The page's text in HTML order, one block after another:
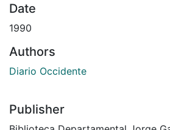
Date
1990
Authors
Diario Occidente
Publisher